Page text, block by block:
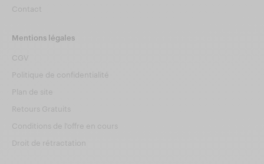
Contact
Mentions légales
CGV
Politique de confidentialité
Plan de site
Retours Gratuits
Conditions de l'offre en cours
Droit de rétractation